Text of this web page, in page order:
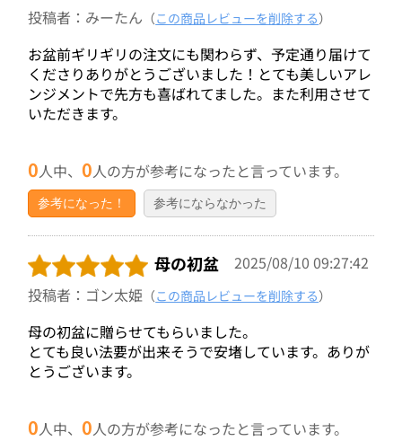
投稿者：みーたん （この商品レビューを削除する）
お盆前ギリギリの注文にも関わらず、予定通り届けて
くださりありがとうございました！とても美しいアレ
ンジメントで先方も喜ばれてました。また利用させて
いただきます。
0人中、0人の方が参考になったと言っています。
参考になった！ 参考にならなかった
母の初盆
2025/08/10 09:27:42
投稿者：ゴン太姫 （この商品レビューを削除する）
母の初盆に贈らせてもらいました。
とても良い法要が出来そうで安堵しています。ありが
とうございます。
0人中、0人の方が参考になったと言っています。